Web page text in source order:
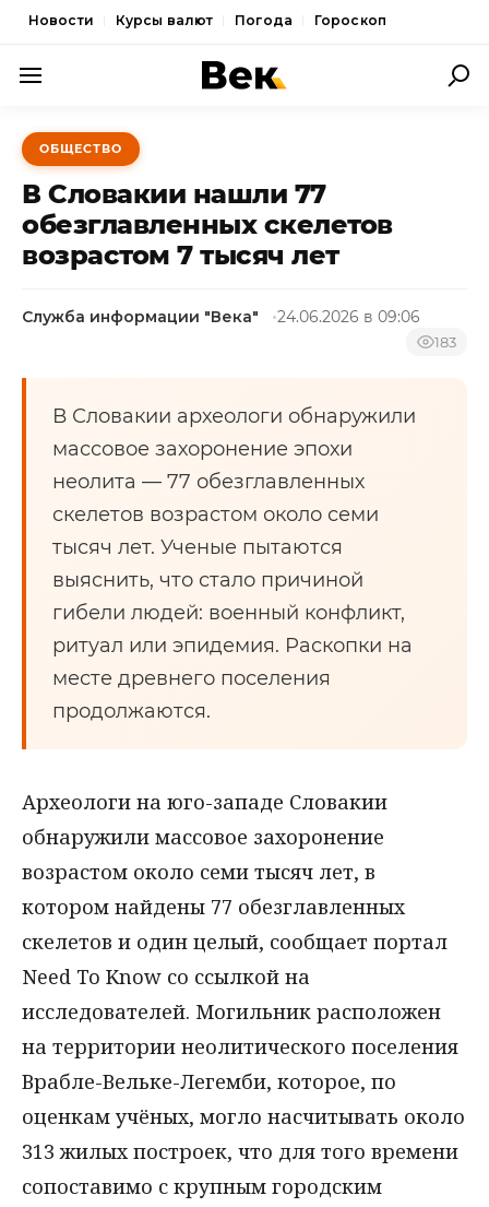
Новости Курсы валют Погода Гороскоп
ПОЛИТИКА
ЭКОНОМИКА
ОБЩЕСТВО
СПОРТ
ОБЩЕСТВО
В Словакии нашли 77
обезглавленных скелетов
возрастом 7 тысяч лет
Служба информации "Века" 24.06.2026 в 09:06
183
В Словакии археологи обнаружили
массовое захоронение эпохи
неолита — 77 обезглавленных
скелетов возрастом около семи
тысяч лет. Ученые пытаются
выяснить, что стало причиной
гибели людей: военный конфликт,
ритуал или эпидемия. Раскопки на
месте древнего поселения
продолжаются.
Археологи на юго-западе Словакии
обнаружили массовое захоронение
возрастом около семи тысяч лет, в
котором найдены 77 обезглавленных
скелетов и один целый, сообщает портал
Need To Know со ссылкой на
исследователей. Могильник расположен
на территории неолитического поселения
Врабле-Вельке-Легемби, которое, по
оценкам учёных, могло насчитывать около
313 жилых построек, что для того времени
сопоставимо с крупным городским